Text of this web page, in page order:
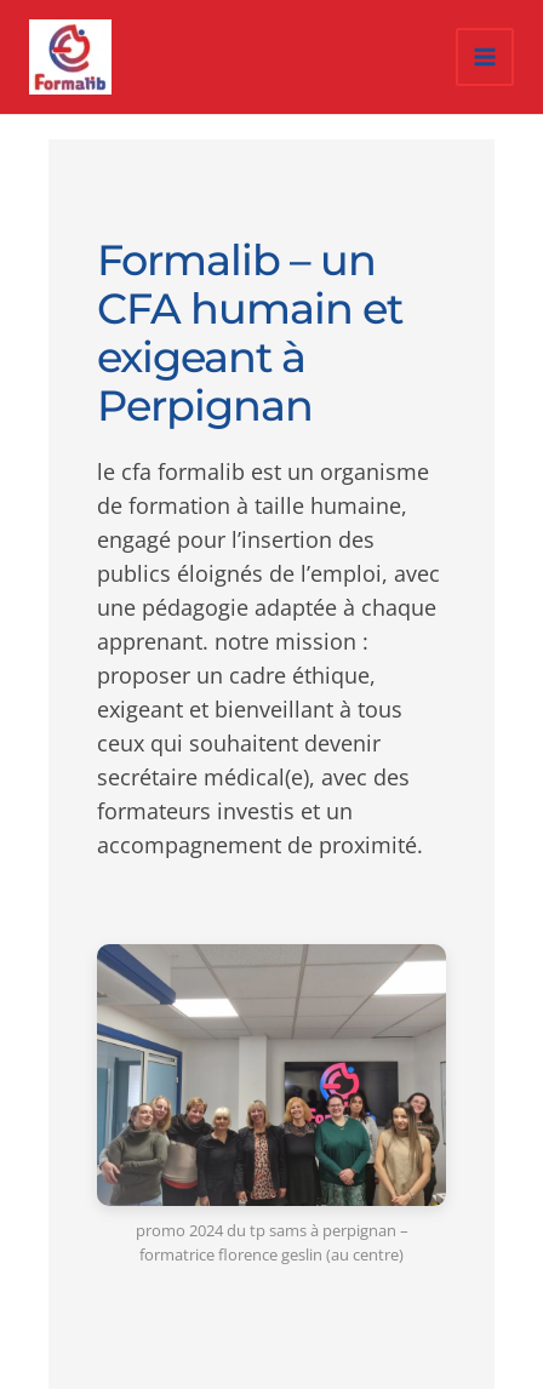
aller
contenu
Formalib – un
CFA humain et
exigeant à
Perpignan
le cfa formalib est un organisme
de formation à taille humaine,
engagé pour l’insertion des
publics éloignés de l’emploi, avec
une pédagogie adaptée à chaque
apprenant. notre mission :
proposer un cadre éthique,
exigeant et bienveillant à tous
ceux qui souhaitent devenir
secrétaire médical(e), avec des
formateurs investis et un
accompagnement de proximité.
promo 2024 du tp sams à perpignan –
formatrice florence geslin (au centre)